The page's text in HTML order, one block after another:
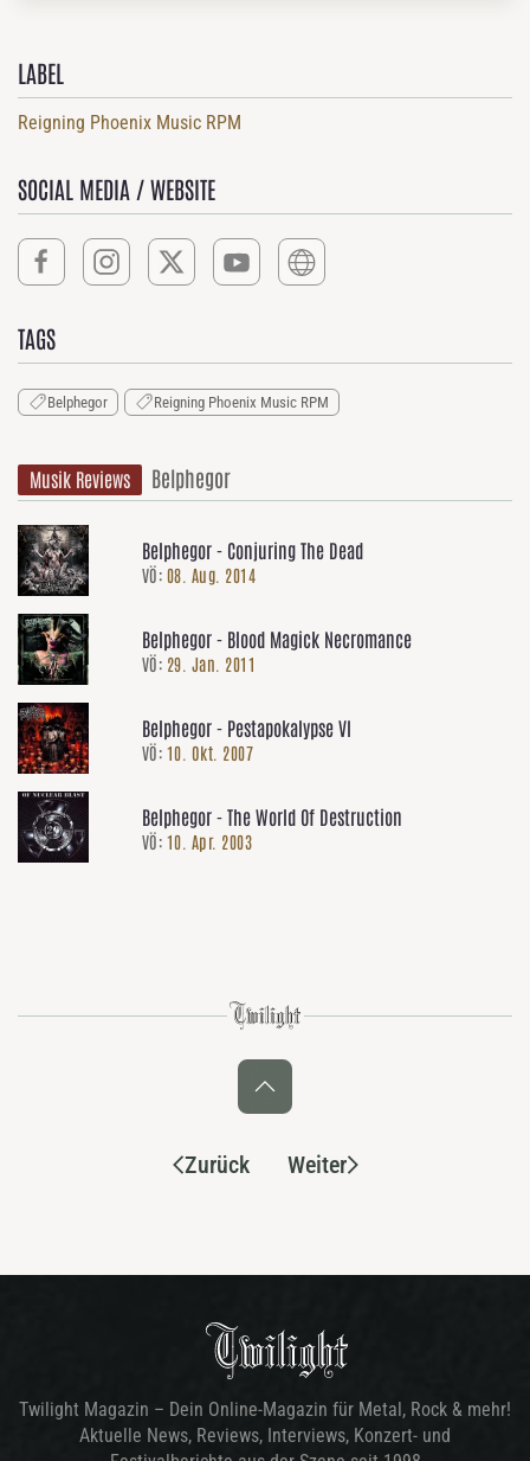
LABEL
Reigning Phoenix Music RPM
SOCIAL MEDIA / WEBSITE
TAGS
Belphegor Reigning Phoenix Music RPM
Musik Reviews Belphegor
Belphegor - Conjuring The Dead
VÖ: 08. Aug. 2014
Belphegor - Blood Magick Necromance
VÖ: 29. Jan. 2011
Belphegor - Pestapokalypse VI
VÖ: 10. Okt. 2007
Belphegor - The World Of Destruction
VÖ: 10. Apr. 2003
Zurück Weiter
Twilight Magazin – Dein Online-Magazin für Metal, Rock & mehr!
Aktuelle News, Reviews, Interviews, Konzert- und